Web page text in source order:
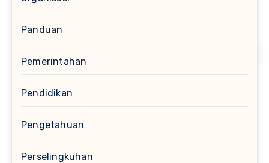
Panduan
Pemerintahan
Pendidikan
Pengetahuan
Perselingkuhan